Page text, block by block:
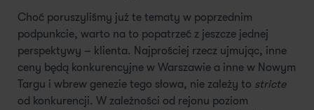
Choć poruszyliśmy już te tematy w poprzednim
podpunkcie, warto na to popatrzeć z jeszcze jednej
perspektywy – klienta. Najprościej rzecz ujmując, inne
ceny będą konkurencyjne w Warszawie a inne w Nowym
Targu i wbrew genezie tego słowa, nie zależy to stricte
od konkurencji. W zależności od rejonu poziom